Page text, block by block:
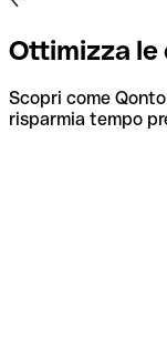
Ottimizza le
Scopri come
risparmia tempo